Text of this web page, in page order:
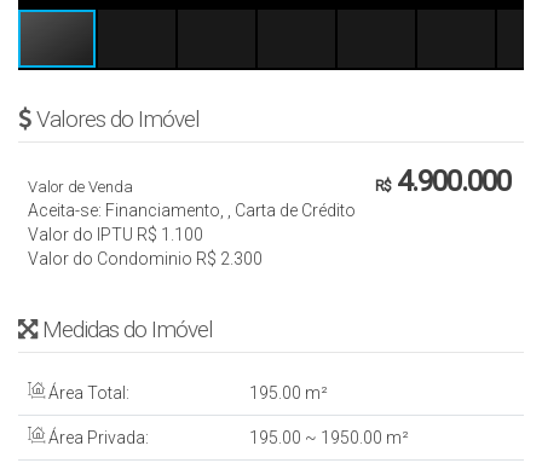
Valores do Imóvel
R$4.900.000
Valor de Venda
Aceita-se: Financiamento, , Carta de Crédito
Valor do IPTU R$ 1.100
Valor do Condominio R$ 2.300
Medidas do Imóvel
Área Total: 195.00 m²
Área Privada: 195.00 ~ 1950.00 m²